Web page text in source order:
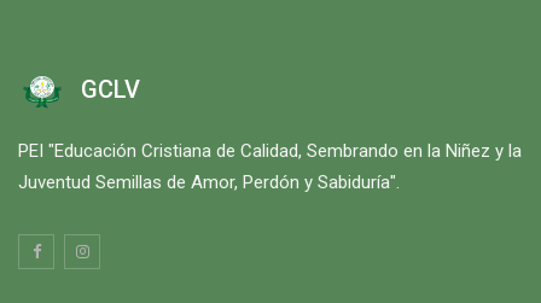
GCLV
PEI "Educación Cristiana de Calidad, Sembrando en la Niñez y la
Juventud Semillas de Amor, Perdón y Sabiduría".